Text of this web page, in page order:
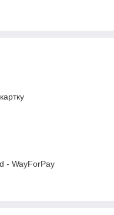
- WayForPay